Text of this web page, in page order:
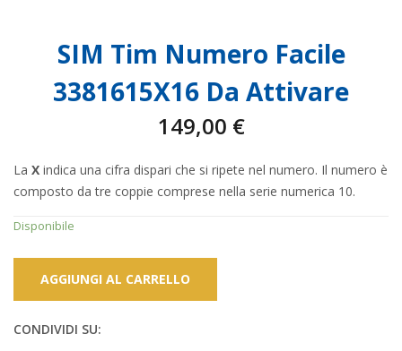
SIM Tim Numero Facile
3381615X16 Da Attivare
149,00 €
La X indica una cifra dispari che si ripete nel numero. Il numero è
composto da tre coppie comprese nella serie numerica 10.
Disponibile
AGGIUNGI AL CARRELLO
CONDIVIDI SU: